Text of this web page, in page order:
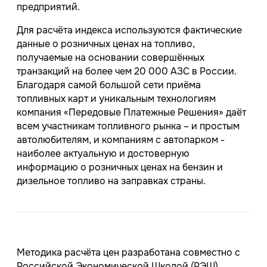
предприятий.
Для расчёта индекса используются фактические
данные о розничных ценах на топливо,
получаемые на основании совершённых
транзакций на более чем 20 000 АЗС в России.
Благодаря самой большой сети приёма
топливных карт и уникальным технологиям
компания «Передовые Платежные Решения» даёт
всем участникам топливного рынка – и простым
автолюбителям, и компаниям с автопарком -
наиболее актуальную и достоверную
информацию о розничных ценах на бензин и
дизельное топливо на заправках страны.
Методика расчёта цен разработана совместно с